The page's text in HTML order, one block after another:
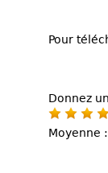
Pour
Donnez
Moyenne